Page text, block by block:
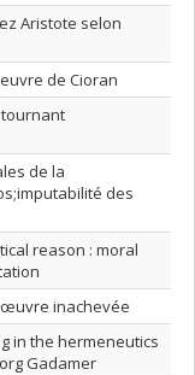
Aristote selon
de Cioran
de la
des
reason : moral
inachevée
in the hermeneutics
Gadamer